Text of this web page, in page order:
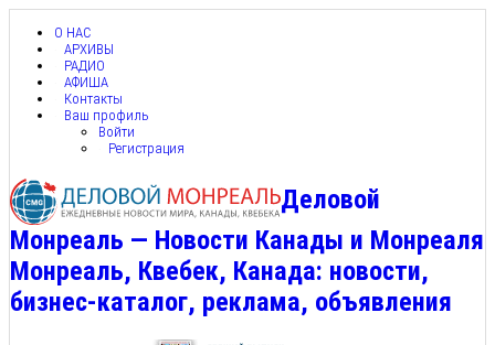
О НАС
АРХИВЫ
РАДИО
АФИША
Контакты
Ваш профиль
Войти
Регистрация
Деловой
Монреаль — Новости Канады и Монреаля
Монреаль, Квебек, Канада: новости,
бизнес-каталог, реклама, объявления